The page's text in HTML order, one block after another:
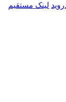
لینک مستقیم